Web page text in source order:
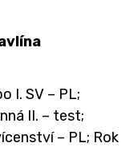
I. SV – PL;
II. – test;
– PL; Rok